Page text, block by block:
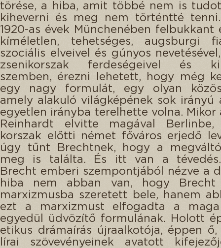
törése, a hiba, amit többé nem is
kiheverni és meg nem történtté
1920-as évek Münchenében felbukkant
kíméletlen, tehetséges, augsburgi
szociális elveivel és gúnyos
zsenikorszak ferdeségeivel és
szemben, érezni lehetett, hogy még
egy nagy formulát, egy olyan
amely alakuló világképének sok irányú
egyetlen irányba terelhette volna. Mikor
Reinhardt elvitte magával
korszak előtti német főváros erjedő
úgy tűnt Brechtnek, hogy a
meg is találta. És itt van a tévedés.
Brecht emberi szempontjából nézve a
hiba nem abban van, hogy
marxizmusba szeretett bele, hanem
ezt a marxizmust elfogadta a maga
egyedül üdvözítő formulának. Holott
etikus drámaírás újraalkotója, éppen
lírai szövevényeinek avatott